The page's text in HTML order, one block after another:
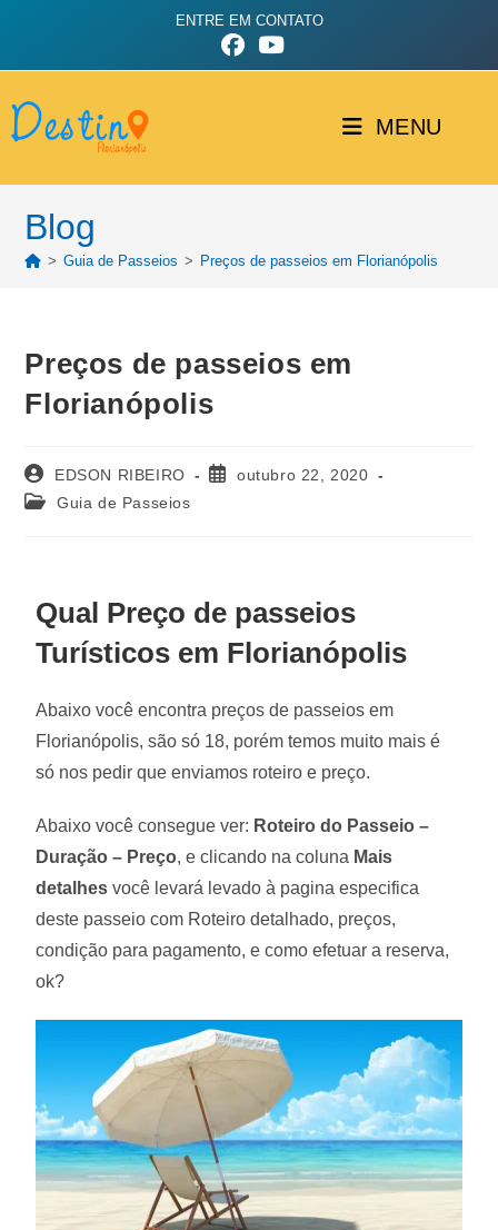
ENTRE EM CONTATO
MENU
Blog
> Guia de Passeios > Preços de passeios em Florianópolis
Preços de passeios em
Florianópolis
EDSON RIBEIRO
outubro 22, 2020
Guia de Passeios
Qual Preço de passeios
Turísticos em Florianópolis
Abaixo você encontra preços de passeios em
Florianópolis, são só 18, porém temos muito mais é
só nos pedir que enviamos roteiro e preço.
Abaixo você consegue ver: Roteiro do Passeio –
Duração – Preço, e clicando na coluna Mais
detalhes você levará levado à pagina especifica
deste passeio com Roteiro detalhado, preços,
condição para pagamento, e como efetuar a reserva,
ok?